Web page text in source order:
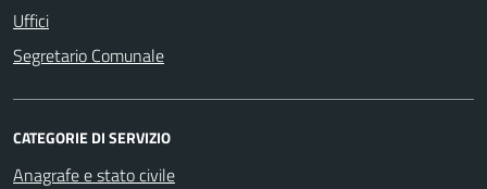
Uffici
Segretario Comunale
CATEGORIE DI SERVIZIO
Anagrafe e stato civile